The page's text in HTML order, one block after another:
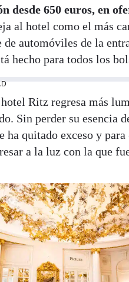
desde 650 euros, en
al hotel como el más
de automóviles de la
hecho para todos los
Ritz regresa más
Sin perder su esencia
ha quitado exceso y para
a la luz con la que